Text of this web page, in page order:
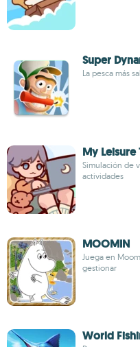
Super
La pesca más
My Leisure
Simulación de
actividades
MOOMIN
Juega en
gestionar
World